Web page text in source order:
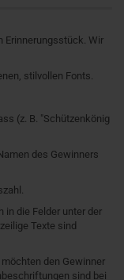
Erinnerungsstück. Wir
stilvollen Fonts.
(z. B. "Schützenkönig
des Gewinners
in die Felder unter der
Texte sind
möchten den Gewinner
sind bei